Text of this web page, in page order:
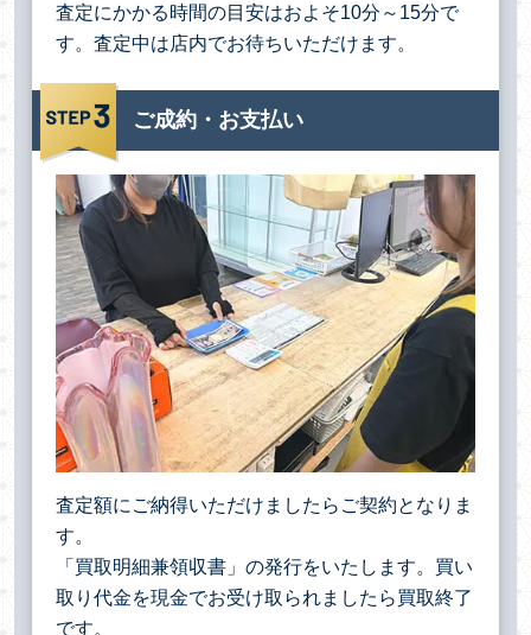
査定にかかる時間の目安はおよそ10分～15分で
す。査定中は店内でお待ちいただけます。
ご成約・お支払い
査定額にご納得いただけましたらご契約となりま
す。
「買取明細兼領収書」の発行をいたします。買い
取り代金を現金でお受け取られましたら買取終了
です。